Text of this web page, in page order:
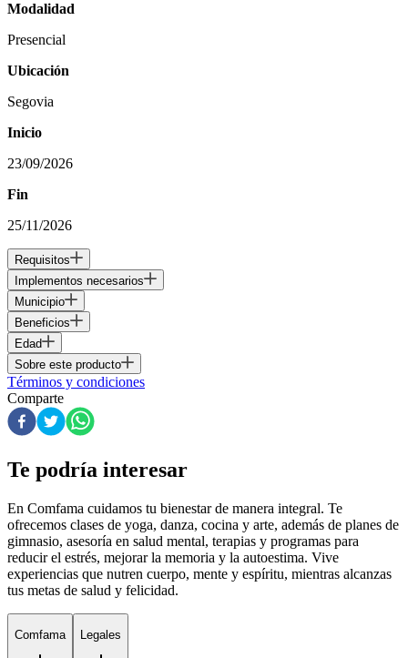
Modalidad
Presencial
Ubicación
Segovia
Inicio
23/09/2026
Fin
25/11/2026
Requisitos
Implementos necesarios
Municipio
Beneficios
Edad
Sobre este producto
Términos y condiciones
Comparte
Te podría interesar
En Comfama cuidamos tu bienestar de manera integral. Te
ofrecemos clases de yoga, danza, cocina y arte, además de planes de
gimnasio, asesoría en salud mental, terapias y programas para
reducir el estrés, mejorar la memoria y la autoestima. Vive
experiencias que nutren cuerpo, mente y espíritu, mientras alcanzas
tus metas de salud y felicidad.
Comfama Legales